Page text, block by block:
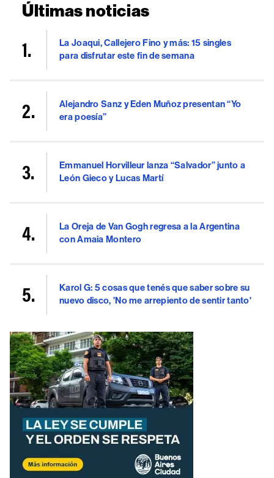
Últimas noticias
La Joaqui, Callejero Fino y más: 15 singles
para disfrutar este fin de semana
Alejandro Sanz y Eden Muñoz presentan “Yo
era poesía”
Emmanuel Horvilleur lanza “Salvador” junto a
León Gieco y Lucas Martí
La Oreja de Van Gogh regresa a la Argentina
con Amaia Montero
Karol G: 5 cosas que tenés que saber sobre su
nuevo disco, 'No me arrepiento de sentir tanto'